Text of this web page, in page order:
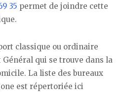
35 permet de joindre cette
classique ou ordinaire
qui se trouve dans la
La liste des bureaux
est répertoriée ici